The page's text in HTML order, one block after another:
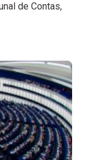
de Contas,